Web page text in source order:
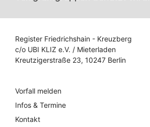
Register Friedrichshain - Kreuzberg
c/o UBI KLIZ e.V. / Mieterladen
Kreutzigerstraße 23, 10247 Berlin
Vorfall melden
Infos & Termine
Kontakt